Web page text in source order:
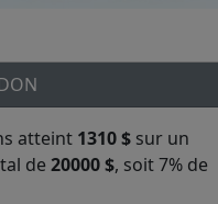
atteint 1310 $ sur un
de 20000 $, soit 7% de